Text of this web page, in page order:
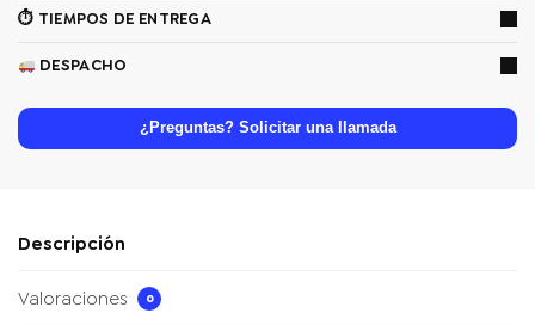
⏱ TIEMPOS DE ENTREGA
DESPACHO
¿Preguntas? Solicitar una llamada
Descripción
Valoraciones 0